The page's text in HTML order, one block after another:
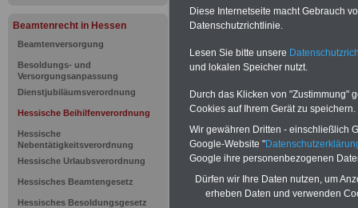
Beamtenrecht in Hessen
Beamtenversorgung
Besoldungs- und
Versorgungsanpassung
Dienstjubiläumsverordnung
Hessische Beihilfenverordnung
Hessische
Nebentätigkeitsverordnung
Hessische Urlaubsverordnung
Hessisches Beamtengesetz
Hessisches Besoldungsgesetz
Hessische
BEHÖRDEN-ABOmit drei
25,00 Euro: Wissenswertes für
und Beamte, Beamten-
(Bund/Länder) sowie Beihilferecht
Diese Internetseite macht Gebrauch
Datenschutzrichtlinie.
Lesen Sie bitte unsere
und lokalen Speicher nutzt.
Durch das Klicken von "Zustimmung"
Cookies auf Ihrem Gerät zu speichern.
Wir gewähren Dritten - einschließlich
Google-Website "
Google ihre personenbezogenen
Dürfen wir Ihre Daten nutzen, um
erheben Daten und verwenden